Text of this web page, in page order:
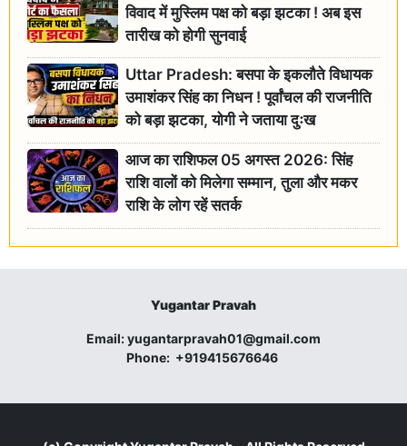
विवाद में मुस्लिम पक्ष को बड़ा झटका ! अब इस
तारीख को होगी सुनवाई
Uttar Pradesh: बसपा के इकलौते विधायक
उमाशंकर सिंह का निधन ! पूर्वांचल की राजनीति
को बड़ा झटका, योगी ने जताया दुःख
आज का राशिफल 05 अगस्त 2026: सिंह
राशि वालों को मिलेगा सम्मान, तुला और मकर
राशि के लोग रहें सतर्क
Yugantar Pravah
Email:yugantarpravah01@gmail.com
Phone: +919415676646